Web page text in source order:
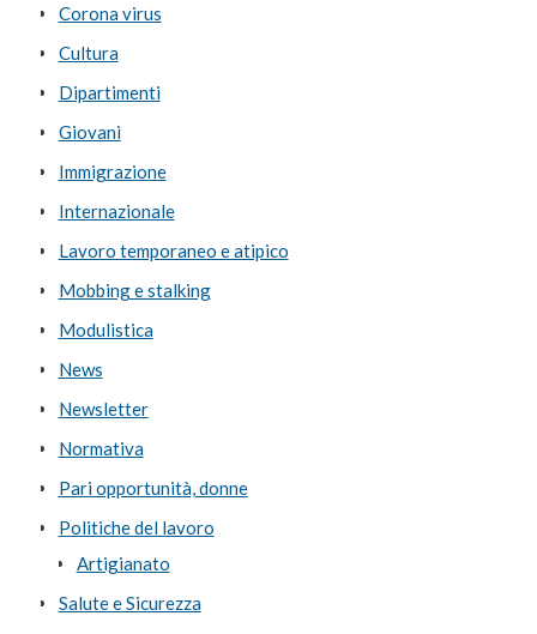
Corona virus
Cultura
Dipartimenti
Giovani
Immigrazione
Internazionale
Lavoro temporaneo e atipico
Mobbing e stalking
Modulistica
News
Newsletter
Normativa
Pari opportunità, donne
Politiche del lavoro
Artigianato
Salute e Sicurezza